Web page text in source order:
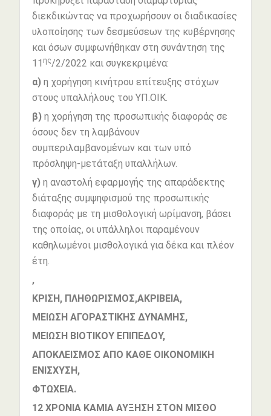
διεκδικώντας να προχωρήσουν οι διαδικασίες
υλοποίησης των δεσμεύσεων της κυβέρνησης
και όσων συμφωνήθηκαν στη συνάντηση της
11 ης/2/2022 και συγκεκριμένα:
α) η χορήγηση κινήτρου επίτευξης στόχων
στους υπαλλήλους του ΥΠ.ΟΙΚ.
β)η χορήγηση της προσωπικής διαφοράς σε
όσους δεν τη λαμβάνουν
συμπεριλαμβανομένων και των υπό
πρόσληψη-μετάταξη υπαλλήλων.
γ)η αναστολή εφαρμογής της απαράδεκτης
διάταξης συμψηφισμού της προσωπικής
διαφοράς με τη μισθολογική ωρίμανση, βάσει
της οποίας, οι υπάλληλοι παραμένουν
καθηλωμένοι μισθολογικά για δέκα και πλέον
έτη.
,
ΚΡΙΣΗ, ΠΛΗΘΩΡΙΣΜΟΣ,ΑΚΡΙΒΕΙΑ,
ΜΕΙΩΣΗ ΑΓΟΡΑΣΤΙΚΗΣ ΔΥΝΑΜΗΣ,
ΜΕΙΩΣΗ ΒΙΟΤΙΚΟΥ ΕΠΙΠΕΔΟΥ,
ΑΠΟΚΛΕΙΣΜΟΣ ΑΠΟ ΚΑΘΕ ΟΙΚΟΝΟΜΙΚΗ
ΕΝΙΣΧΥΣΗ,
ΦΤΩΧΕΙΑ.
12 ΧΡΟΝΙΑ ΚΑΜΙΑ ΑΥΞΗΣΗ ΣΤΟΝ ΜΙΣΘΟ